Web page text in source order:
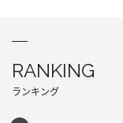
RANKING
ランキング